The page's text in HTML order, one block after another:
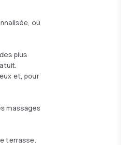
où
plus
et, pour
massages
terrasse.